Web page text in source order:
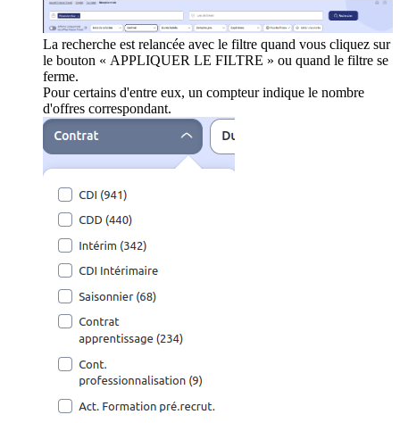
La recherche est relancée avec le filtre quand vous cliquez sur
le bouton « APPLIQUER LE FILTRE » ou quand le filtre se
ferme.
Pour certains d'entre eux, un compteur indique le nombre
d'offres correspondant.